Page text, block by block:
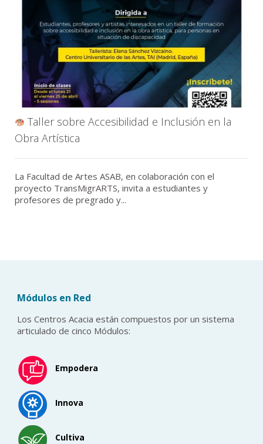
Taller sobre Accesibilidad e Inclusión en la
Obra Artística
La Facultad de Artes ASAB, en colaboración con el
proyecto TransMigrARTS, invita a estudiantes y
profesores de pregrado y...
Módulos en Red
Los Centros Acacia están compuestos por un sistema
articulado de cinco Módulos:
Empodera
Innova
Cultiva